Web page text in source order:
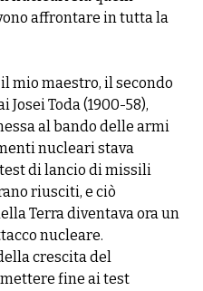
affrontare in tutta la
mio maestro, il secondo
Toda (1900-58),
al bando delle armi
nucleari stava
di lancio di missili
riusciti, e ciò
Terra diventava ora un
nucleare.
crescita del
fine ai test